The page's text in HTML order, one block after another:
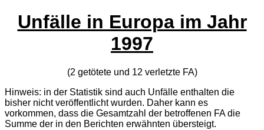
Unfälle in Europa im Jahr
1997
(2 getötete und 12 verletzte FA)
Hinweis: in der Statistik sind auch Unfälle enthalten die
bisher nicht veröffentlicht wurden. Daher kann es
vorkommen, dass die Gesamtzahl der betroffenen FAdie
Summe der in den Berichten erwähnten übersteigt.